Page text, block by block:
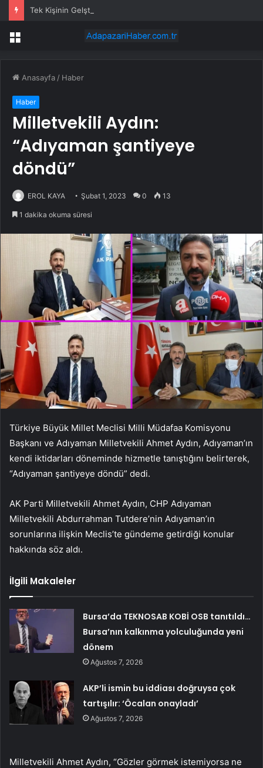
Menü
Anasayfa / Haber
Haber
Milletvekili Aydın:
“Adıyaman şantiyeye
döndü”
EROL KAYA Şubat 1, 2023 0 13
1 dakika okuma süresi
Türkiye Büyük Millet Meclisi Milli Müdafaa Komisyonu
Başkanı ve Adıyaman Milletvekili Ahmet Aydın, Adıyaman’ın
kendi iktidarları döneminde hizmetle tanıştığını belirterek,
“Adıyaman şantiyeye döndü” dedi.
AK Parti Milletvekili Ahmet Aydın, CHP Adıyaman
Milletvekili Abdurrahman Tutdere’nin Adıyaman’ın
sorunlarına ilişkin Meclis’te gündeme getirdiği konular
hakkında söz aldı.
İlgili Makaleler
Bursa’da TEKNOSAB KOBİ OSB tanıtıldı…
Bursa’nın kalkınma yolculuğunda yeni
dönem
Ağustos 7, 2026
AKP’li ismin bu iddiası doğruysa çok
tartışılır: ‘Öcalan onayladı’
Ağustos 7, 2026
Milletvekili Ahmet Aydın, “Gözler görmek istemiyorsa ne